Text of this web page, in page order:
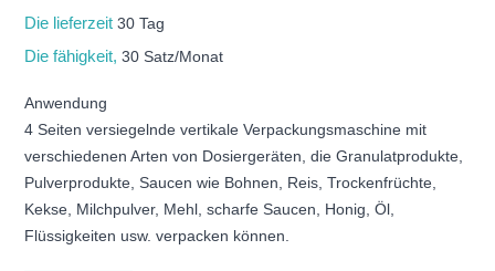
Die lieferzeit30 Tag
Die fähigkeit,30 Satz/Monat
Anwendung
4 Seiten versiegelnde vertikale Verpackungsmaschine mit
verschiedenen Arten von Dosiergeräten, die Granulatprodukte,
Pulverprodukte, Saucen wie Bohnen, Reis, Trockenfrüchte,
Kekse, Milchpulver, Mehl, scharfe Saucen, Honig, Öl,
Flüssigkeiten usw. verpacken können.